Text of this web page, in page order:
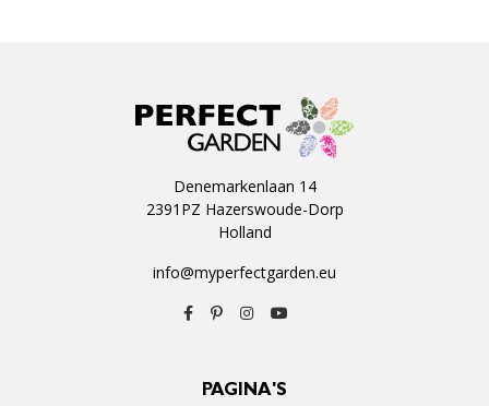
Denemarkenlaan 14
2391PZ Hazerswoude-Dorp
Holland
info@myperfectgarden.eu
PAGINA'S